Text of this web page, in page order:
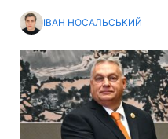
ІВАН НОСАЛЬСЬКИЙ